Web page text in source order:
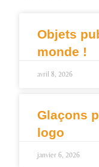
Objets
monde !
avril 8, 2026
Glaçons
logo
janvier 6, 2026